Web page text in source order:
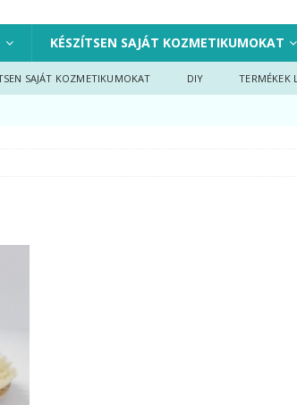
KÉSZÍTSEN SAJÁT KOZMETIKUMOKAT
SAJÁT KOZMETIKUMOKAT DIY TERMÉKEK